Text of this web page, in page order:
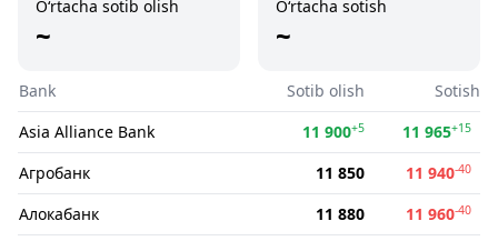
O‘rtacha sotib olish
~
O‘rtacha sotish
~
Bank Sotib olish
Sotish
Asia Alliance Bank
11 900+5 11 965+15
Агробанк 11 850 11 940-40
Алокабанк 11 880 11 960-40